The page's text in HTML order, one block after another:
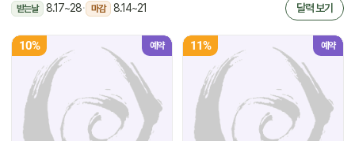
받는날 8.17~28· 마감 8.14~21 달력 보기
10% 예약 11% 예약